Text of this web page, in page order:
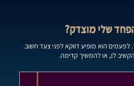
שלי מוצדק?
הוא מופיע דווקא לפני צעד חשוב.
לו, או להמשיך קדימה.